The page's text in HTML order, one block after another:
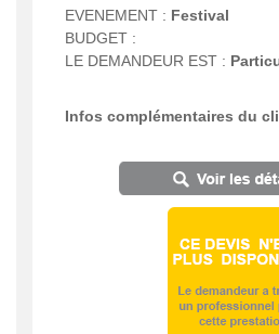
EVENEMENT : Festival
BUDGET :
LE DEMANDEUR EST :
Infos complémentaires du